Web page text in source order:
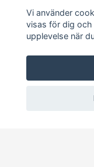
Vi använder
visas för dig
upplevelse när